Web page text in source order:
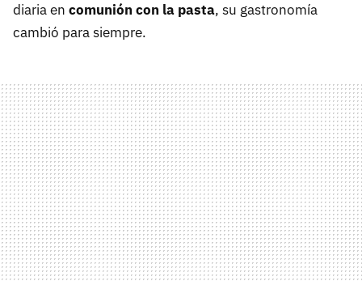
diaria en comunión con la pasta, su gastronomía
cambió para siempre.